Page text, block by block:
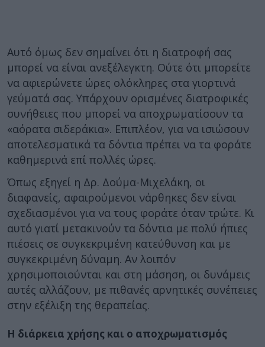
Αυτό όμως δεν σημαίνει ότι η διατροφή σας
μπορεί να είναι ανεξέλεγκτη. Ούτε ότι μπορείτε
να αφιερώνετε ώρες ολόκληρες στα γιορτινά
γεύματά σας. Υπάρχουν ορισμένες διατροφικές
συνήθειες που μπορεί να αποχρωματίσουν τα
«αόρατα σιδεράκια». Επιπλέον, για να ισιώσουν
αποτελεσματικά τα δόντια πρέπει να τα φοράτε
καθημερινά επί πολλές ώρες.
Όπως εξηγεί η Δρ. Δούμα-Μιχελάκη, οι
διαφανείς, αφαιρούμενοι νάρθηκες δεν είναι
σχεδιασμένοι για να τους φοράτε όταν τρώτε. Κι
αυτό γιατί μετακινούν τα δόντια με πολύ ήπιες
πιέσεις σε συγκεκριμένη κατεύθυνση και με
συγκεκριμένη δύναμη. Αν λοιπόν
χρησιμοποιούνται και στη μάσηση, οι δυνάμεις
αυτές αλλάζουν, με πιθανές αρνητικές συνέπειες
στην εξέλιξη της θεραπείας.
Η διάρκεια χρήσης και ο αποχρωματισμός